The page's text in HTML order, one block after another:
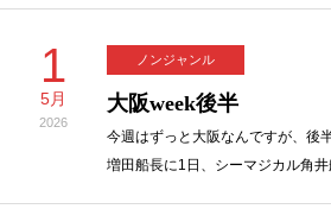
1
5月
2026
ノンジャンル
大阪week後半
今週はずっと大阪なんですが、後
増田船長に1日、シーマジカル角